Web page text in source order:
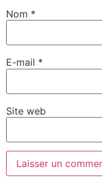
Nom *
E-mail *
Site web